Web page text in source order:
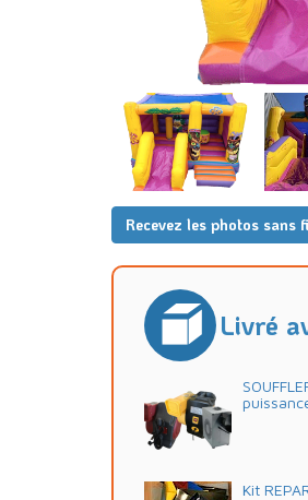
Recevez les photos sans
Livré
Kit